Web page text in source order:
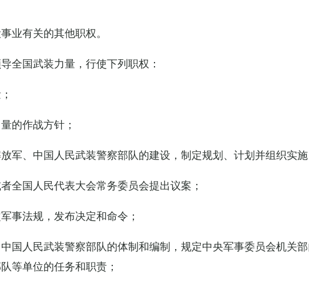
业有关的其他职权。
国武装力量，行使下列职权：
的作战方针；
军、中国人民武装警察部队的建设，制定规划、计划并组织实
全国人民代表大会常务委员会提出议案；
事法规，发布决定和命令；
国人民武装警察部队的体制和编制，规定中央军事委员会机关
等单位的任务和职责；